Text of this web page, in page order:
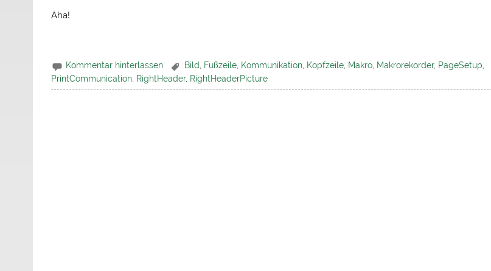
Aha!
Kommentar hinterlassen Bild Fußzeile, Kommunikation, Kopfzeile, Makro, Makrorekorder, PageSetup
PrintCommunication RightHeader, RightHeaderPicture